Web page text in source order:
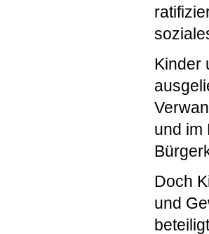
Kinder
und im
Doch
und